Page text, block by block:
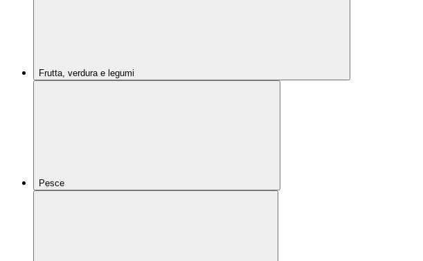
Frutta, verdura e legumi
Pesce